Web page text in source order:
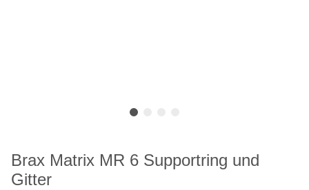
Brax Matrix MR 6 Supportring und
Gitter